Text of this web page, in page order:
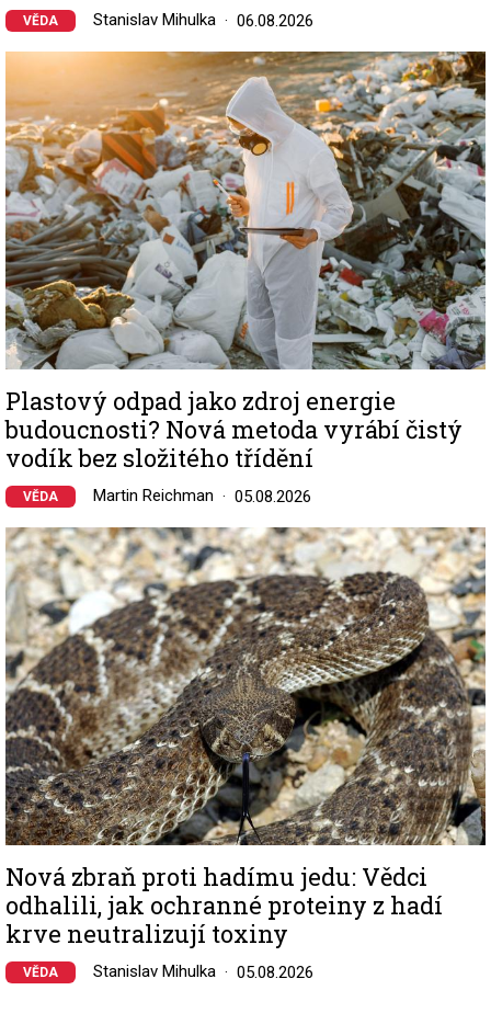
VĚDA Stanislav Mihulka 06.08.2026
Image
Plastový odpad jako zdroj energie
budoucnosti? Nová metoda vyrábí čistý
vodík bez složitého třídění
VĚDA Martin Reichman 05.08.2026
Image
Nová zbraň proti hadímu jedu: Vědci
odhalili, jak ochranné proteiny z hadí
krve neutralizují toxiny
VĚDA Stanislav Mihulka 05.08.2026